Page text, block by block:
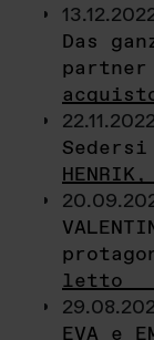
Das
Sedersi
letto
EVA e